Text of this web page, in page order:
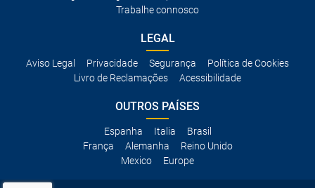
Trabalhe connosco
LEGAL
Aviso Legal Privacidade Segurança
Política de Cookies
Livro de Reclamações
Acessibilidade
OUTROS PAÍSES
Espanha Italia
Brasil
França
Alemanha
Reino Unido
Mexico
Europe